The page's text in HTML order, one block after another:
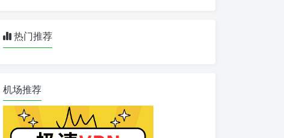
热门推荐
机场推荐